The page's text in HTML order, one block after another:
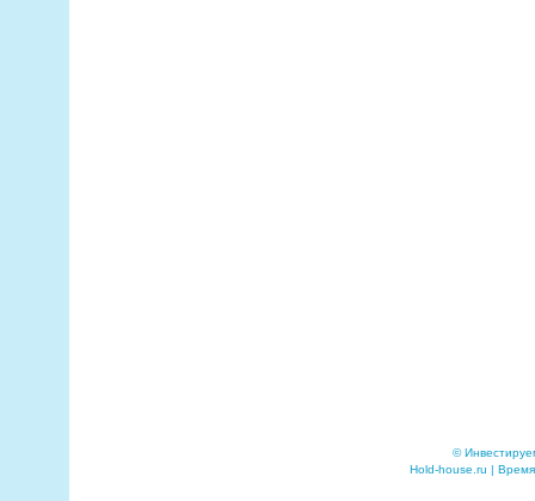
©
Hold-house.ru |